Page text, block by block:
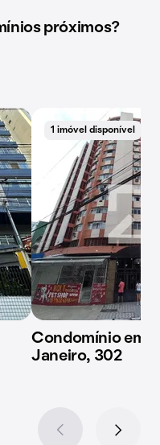
próximos?
1 imóvel disponível
Condomínio em
Janeiro, 302